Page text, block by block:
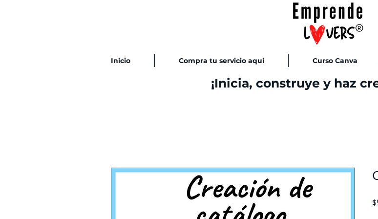
Inicio Compra tu servicio aqui Curso Canva
¡Inicia, construye y haz